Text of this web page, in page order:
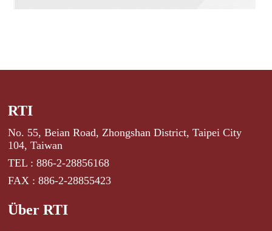
RTI
No. 55, Beian Road, Zhongshan District, Taipei City
104, Taiwan
TEL : 886-2-28856168
FAX : 886-2-28855423
Über RTI